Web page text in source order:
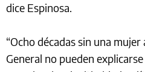
dice Espinosa.
“Ocho décadas sin una
General no pueden